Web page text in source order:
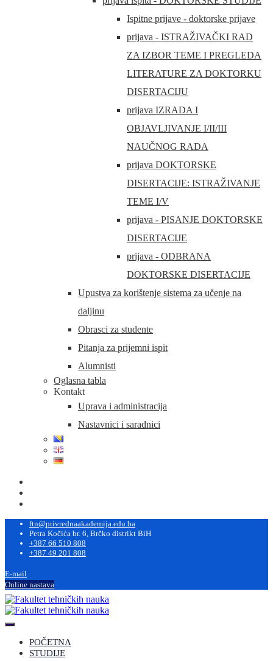
Ispitne prijave - doktorske prijave
prijava - ISTRAŽIVAČKI RAD
ZA IZBOR TEME I PREGLEDA
LITERATURE ZA DOKTORKU
DISERTACIJU
prijava IZRADA I
OBJAVLJIVANJE I/II/III
NAUČNOG RADA
prijava DOKTORSKE
DISERTACIJE: ISTRAŽIVANJE
TEME I/V
prijava - PISANJE DOKTORSKE
DISERTACIJE
prijava - ODBRANA
DOKTORSKE DISERTACIJE
Upustva za korištenje sistema za učenje na
daljinu
Obrasci za studente
Pitanja za prijemni ispit
Alumnisti
Oglasna tabla
Kontakt
Uprava i administracija
Nastavnici i saradnici
ftn@privrednaakademija.edu.ba
Petra Kočića br. 6, Brčko distrikt BiH
+387 66 510 808
+387 49 201 808
E-mail
Online nastava
POČETNA
STUDIJE